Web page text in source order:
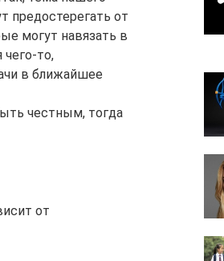
предостерегать от
могут навязать в
то,
в ближайшее
честным, тогда
от